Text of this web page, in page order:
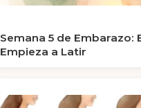
Semana 5 de Embarazo:
Empieza a Latir